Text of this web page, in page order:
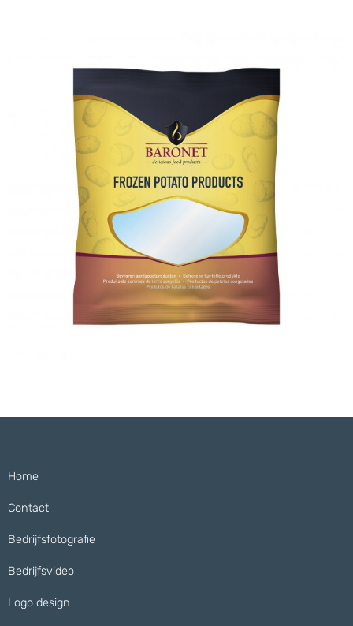
Home
Contact
Bedrijfsfotografie
Bedrijfsvideo
Logo design